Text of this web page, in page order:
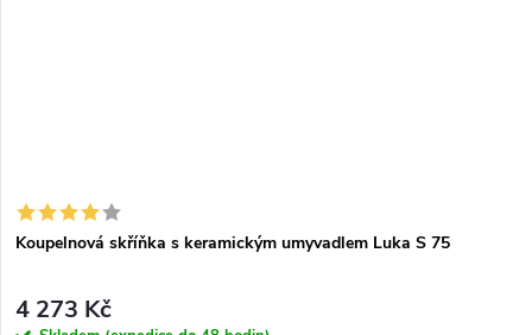
Koupelnová skříňka s keramickým umyvadlem Luka S 75
4 273 Kč